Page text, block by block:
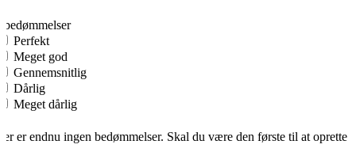
bedømmelser
Perfekt
Meget god
Gennemsnitlig
Dårlig
Meget dårlig
er endnu ingen bedømmelser. Skal du være den første til at oprette